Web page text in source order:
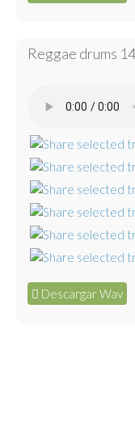
Reggae drums
Descargar Wav